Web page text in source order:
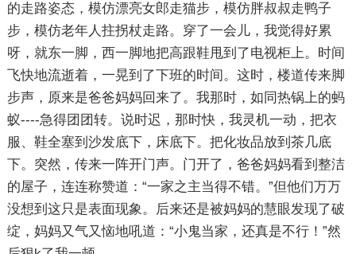
的走路姿态，模仿漂亮女郎走猫步，模仿胖叔叔走鸭子
步，模仿老年人拄拐杖走路。穿了一会儿，我觉得好累
呀，就东一脚，西一脚地把高跟鞋甩到了电视柜上。时间
飞快地流逝着，一晃到了下班的时间。这时，楼道传来脚
步声，原来是爸爸妈妈回来了。我那时，如同热锅上的蚂
蚁----急得团团转。说时迟，那时快，我灵机一动，把衣
服、鞋全塞到沙发底下，床底下。把化妆品放到茶几底
下。突然，传来一阵开门声。门开了，爸爸妈妈看到整洁
的屋子，连连称赞道：“一家之主当得不错。”但他们万万
没想到这只是表面现象。后来还是被妈妈的慧眼发现了破
绽，妈妈又气又恼地吼道：“小鬼当家，还真是不行！”然